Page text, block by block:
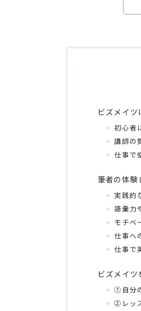
ビズメイ
初心者
講師の
仕事で
筆者の体験
実践的
語彙力
モチベ
仕事へ
仕事で
ビズメイ
①自分
②レッ